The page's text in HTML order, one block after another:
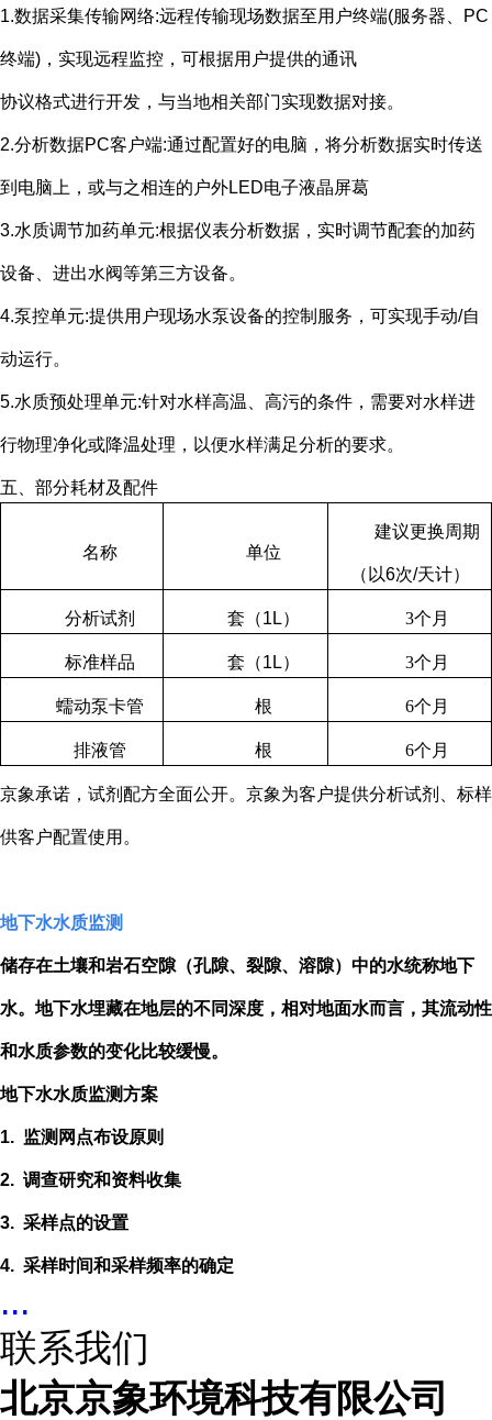
1.数据采集传输网络:远程传输现场数据至用户终端(服务器、 PC
终端) ，实现远程监控，可根据用户提供的通讯
协议格式进行开发，与当地相关部门实现数据对接。
2.分析数据PC客户端:通过配置好的电脑，将分析数据实时传送
到电脑上，或与之相连的户外LED电子液晶屏葛
3.水质调节加药单元:根据仪表分析数据，实时调节配套的加药
设备、进出水阀等第三方设备。
4.泵控单元:提供用户现场水泵设备的控制服务，可实现手动/自
动运行。
5.水质预处理单元:针对水样高温、高污的条件，需要对水样进
行物理净化或降温处理，以便水样满足分析的要求。
五、部分耗材及配件
名称 单位
建议更换周期
（以6次/天计）
分析试剂 套（1L） 3个月
标准样品 套（1L） 3个月
蠕动泵卡管 根 6个月
排液管 根 6个月
京象承诺，试剂配方全面公开。京象为客户提供分析试剂、标样
供客户配置使用。
地下水水质监测
储存在土壤和岩石空隙（孔隙、裂隙、溶隙）中的水统称地下
水。地下水埋藏在地层的不同深度，相对地面水而言，其流动性
和水质参数的变化比较缓慢。
地下水水质监测方案
1. 监测网点布设原则
2. 调查研究和资料收集
3. 采样点的设置
4. 采样时间和采样频率的确定
...
联系我们
北京京象环境科技有限公司